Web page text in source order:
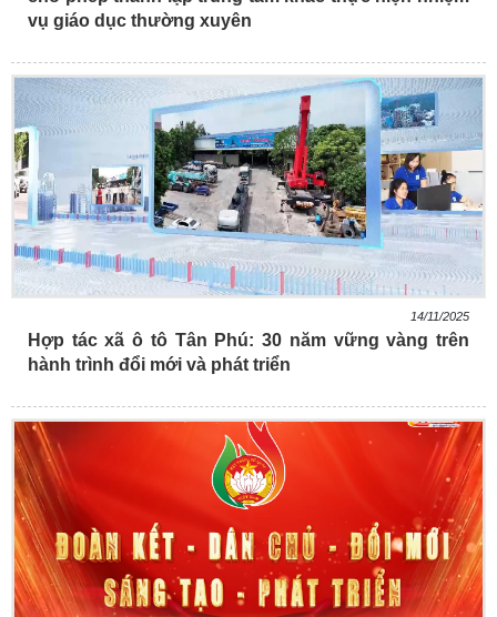
vụ giáo dục thường xuyên
14/11/2025
Hợp tác xã ô tô Tân Phú: 30 năm vững vàng trên
hành trình đổi mới và phát triển